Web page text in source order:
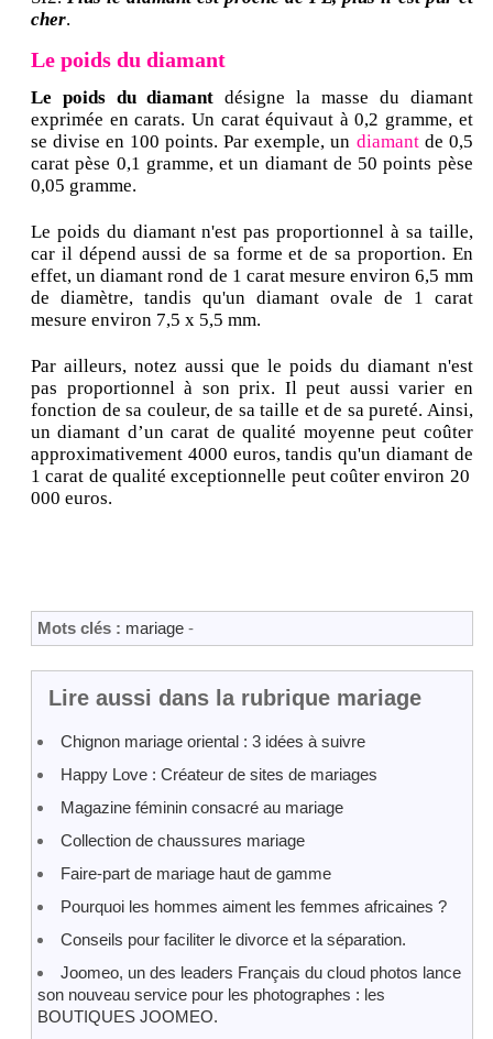
cher.
Le poids du diamant
Le poids du diamant désigne la masse du diamant
exprimée en carats. Un carat équivaut à 0,2 gramme, et
se divise en 100 points. Par exemple, un diamantde 0,5
carat pèse 0,1 gramme, et un diamant de 50 points pèse
0,05 gramme.
Le poids du diamant n'est pas proportionnel à sa taille,
car il dépend aussi de sa forme et de sa proportion. En
effet, un diamant rond de 1 carat mesure environ 6,5 mm
de diamètre, tandis qu'un diamant ovale de 1 carat
mesure environ 7,5 x 5,5 mm.
Par ailleurs, notez aussi que le poids du diamant n'est
pas proportionnel à son prix. Il peut aussi varier en
fonction de sa couleur, de sa taille et de sa pureté. Ainsi,
un diamant d’un carat de qualité moyenne peut coûter
approximativement 4000 euros, tandis qu'un diamant de
1 carat de qualité exceptionnelle peut coûter environ 20
000 euros.
Mots clés : mariage -
Lire aussi dans la rubrique mariage
Chignon mariage oriental : 3 idées à suivre
Happy Love : Créateur de sites de mariages
Magazine féminin consacré au mariage
Collection de chaussures mariage
Faire-part de mariage haut de gamme
Pourquoi les hommes aiment les femmes africaines ?
Conseils pour faciliter le divorce et la séparation.
Joomeo, un des leaders Français du cloud photos lance
son nouveau service pour les photographes : les
BOUTIQUES JOOMEO.